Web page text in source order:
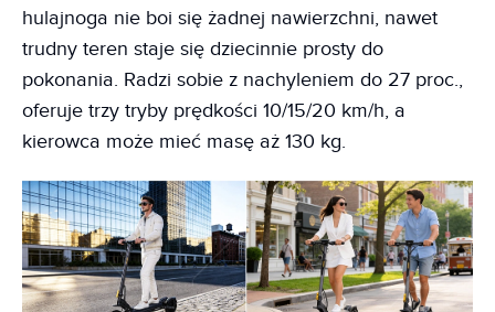
hulajnoga nie boi się żadnej nawierzchni, nawet
trudny teren staje się dziecinnie prosty do
pokonania. Radzi sobie z nachyleniem do 27 proc.,
oferuje trzy tryby prędkości 10/15/20 km/h, a
kierowca może mieć masę aż 130 kg.